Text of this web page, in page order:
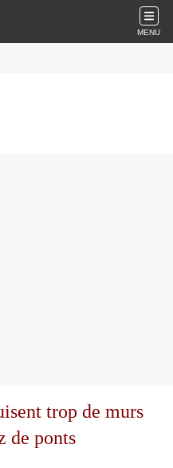
MENU
trop de murs
de ponts